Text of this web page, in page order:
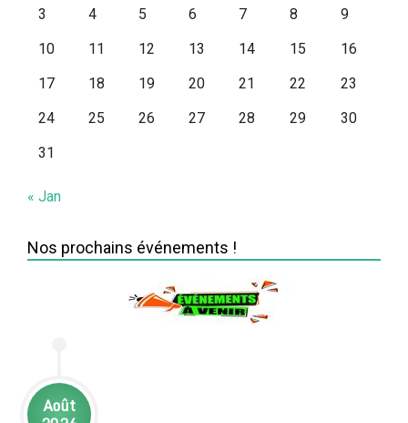
3
4 5 6 7 8
9
10
11 12 13 14 15
16
17
18 19 20 21 22
23
24
25 26 27 28 29
30
31
« Jan
Nos prochains événements !
Août